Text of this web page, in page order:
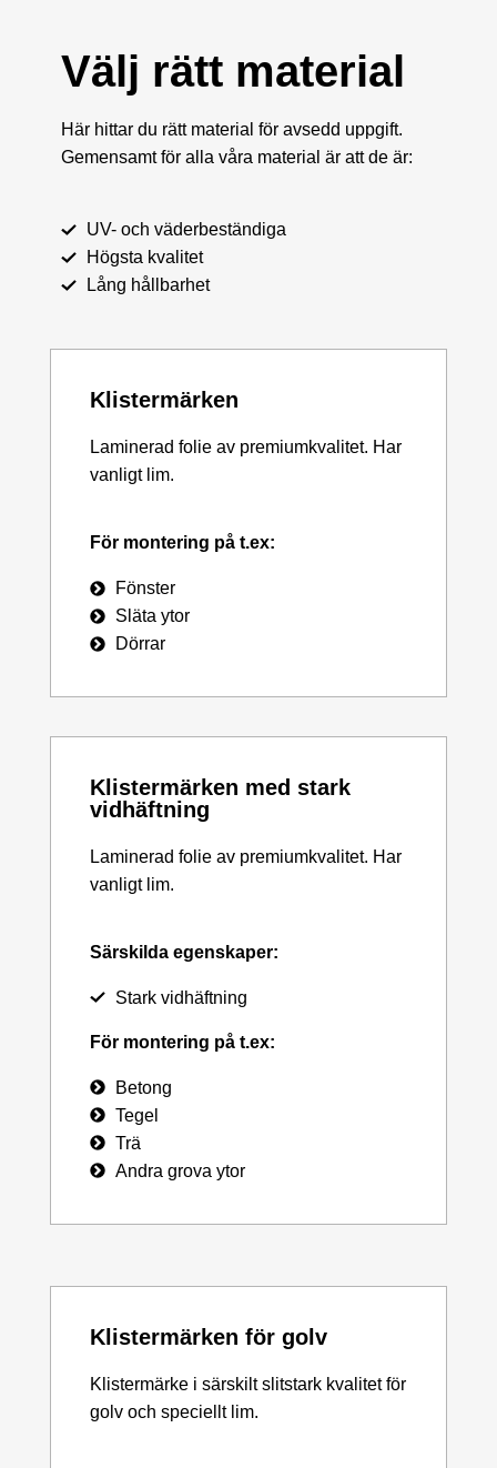
Välj rätt material
Här hittar du rätt material för avsedd uppgift.
Gemensamt för alla våra material är att de är:
UV- och väderbeständiga
Högsta kvalitet
Lång hållbarhet
Klistermärken
Laminerad folie av premiumkvalitet. Har
vanligt lim.
För montering på t.ex:
Fönster
Släta ytor
Dörrar
Klistermärken med stark
vidhäftning
Laminerad folie av premiumkvalitet. Har
vanligt lim.
Särskilda egenskaper:
Stark vidhäftning
För montering på t.ex:
Betong
Tegel
Trä
Andra grova ytor
Klistermärken för golv
Klistermärke i särskilt slitstark kvalitet för
golv och speciellt lim.